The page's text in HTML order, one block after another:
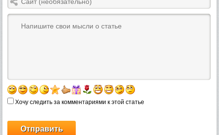
Хочу следить за комментариями к этой статье